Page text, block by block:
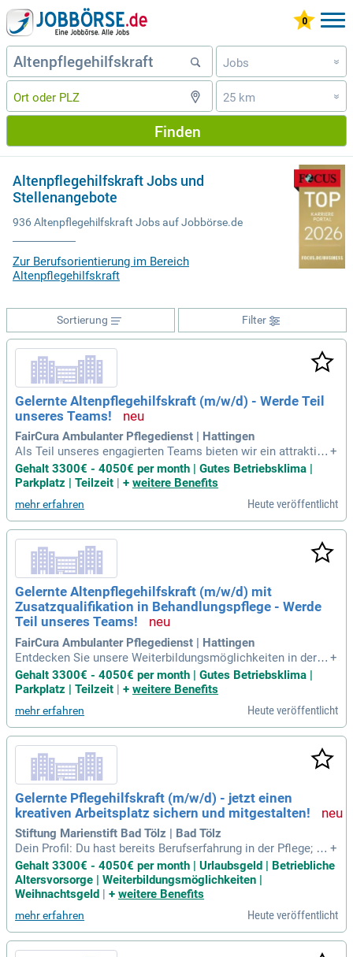
Jobs »
25 km »
Finden
Altenpflegehilfskraft Jobs und
Stellenangebote
936 Altenpflegehilfskraft Jobs auf Jobbörse.de
Zur Berufsorientierung im Bereich
Altenpflegehilfskraft
Filter
Sortierung
Gelernte Altenpflegehilfskraft (m/w/d) - Werde Teil
unseres Teams!
FairCura Ambulanter Pflegedienst | Hattingen
Als Teil unseres engagierten Teams bieten wir ein attraktive
s Gehalt, das je nach Qualifikation verhandelbar ist. Unsere f
amiliäre Arbeitsatmosphäre fördert Respekt und Freundlich
gen auch privat zu nutzen, zeichnen uns aus. Wir haben eine
hervorragende Anbindung an den öffentlichen Nahverkehr u
nd bieten gute Parkmöglichkeiten. Weiterbildungen werden
finanziert und unterstützen die persönliche Entwicklung. Bei
uns steht die offene Kommunikation im Vordergrund, und wi
r freuen uns auf deine Ideen, während wir gemeinsam an zuk
ünftigen Teamevents arbeiten.
+
Gehalt 3300€ - 4050€ per month | Gutes Betriebsklima |
Parkplatz | Teilzeit
+ weitere Benefits
mehr erfahren Heute veröffentlicht
Gelernte Altenpflegehilfskraft (m/w/d) mit
Zusatzqualifikation in Behandlungspflege - Werde
Teil unseres Teams!
FairCura Ambulanter Pflegedienst | Hattingen
Entdecken Sie unsere Weiterbildungsmöglichkeiten in der B
ehandlungspflege, wo Menschlichkeit und Ehrlichkeit an ers
ter Stelle stehen. Wir bieten eine familiäre Arbeitsatmosphä
re, flexible Dienstpläne und ein Gehalt, das je nach Qualifikat
ion angepasst werden kann. Zudem ermöglichen wir die priv
ate Nutzung von Dienstwagen und unterstützen Sie mit eine
r guten Anbindung an Bus und Bahn. Bei uns können Elterndi
enste nach Vereinbarung wahrgenommen werden. Wir legen
Wert auf offene Kommunikation und freuen uns auf Ihre Ide
en. Zukünftige Teamevents sind in Planung, um den Zusam
menhalt weiter zu stärken.
+
Gehalt 3300€ - 4050€ per month | Gutes Betriebsklima |
Parkplatz | Teilzeit | + weitere Benefits
mehr erfahren Heute veröffentlicht
Gelernte Pflegehilfskraft (m/w/d) - jetzt einen
kreativen Arbeitsplatz sichern und mitgestalten!
Stiftung Marienstift Bad Tölz | Bad Tölz
Dein Profil: Du hast bereits Berufserfahrung in der Pflege; Du
hast eine 1-jährige Ausbildung als Pflegehilfskraft; Einfühlun
gsvermögen und Empathie im Umgang mit pflegebedürftige
n Menschen; Kooperative Zusammenarbeit im Team, Verant
wortungsbewusstsein
+
Gehalt 3300€ - 4050€ per month | Urlaubsgeld | Betriebliche
Altersvorsorge | Weiterbildungsmöglichkeiten |
Weihnachtsgeld | + weitere Benefits
mehr erfahren Heute veröffentlicht